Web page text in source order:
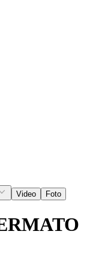
Video Foto